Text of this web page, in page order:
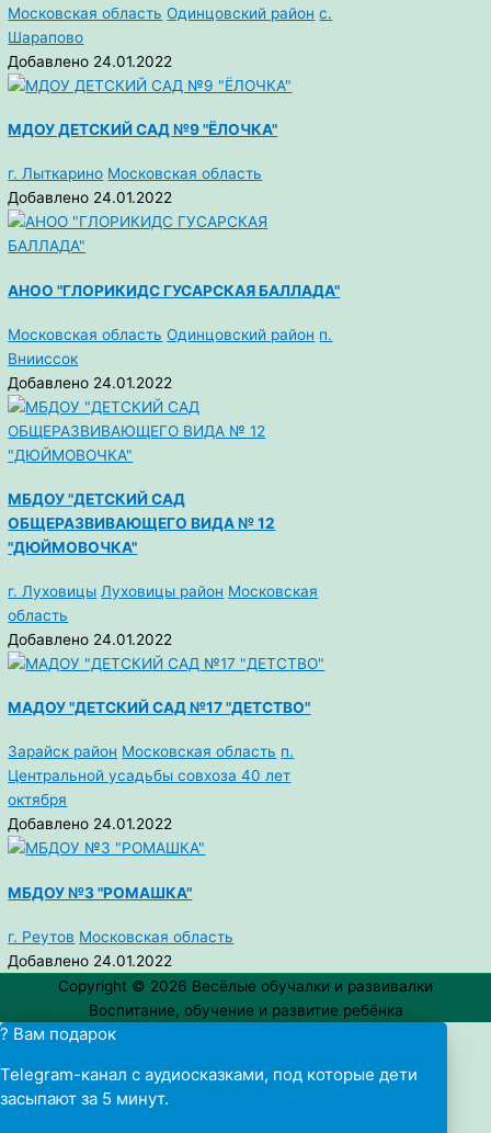
Московская область Одинцовский район с.
Шарапово
Добавлено 24.01.2022
МДОУ ДЕТСКИЙ САД №9 "ЁЛОЧКА"
г. Лыткарино Московская область
Добавлено 24.01.2022
АНОО "ГЛОРИКИДС ГУСАРСКАЯ БАЛЛАДА"
Московская область Одинцовский район п.
Внииссок
Добавлено 24.01.2022
МБДОУ "ДЕТСКИЙ САД
ОБЩЕРАЗВИВАЮЩЕГО ВИДА № 12
"ДЮЙМОВОЧКА"
г. Луховицы Луховицы район Московская
область
Добавлено 24.01.2022
МАДОУ "ДЕТСКИЙ САД №17 "ДЕТСТВО"
Зарайск район Московская область п.
Центральной усадьбы совхоза 40 лет
октября
Добавлено 24.01.2022
МБДОУ №3 "РОМАШКА"
г. Реутов Московская область
Добавлено 24.01.2022
Copyright © 2026 Весёлые обучалки и развивалки
Воспитание, обучение и развитие ребёнка
? Вам подарок
Telegram-канал с аудиосказками, под которые дети
засыпают за 5 минут.